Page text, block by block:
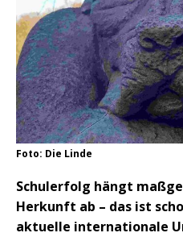
Foto: Die Linde
Schulerfolg hängt
Herkunft ab – das ist
aktuelle internationale